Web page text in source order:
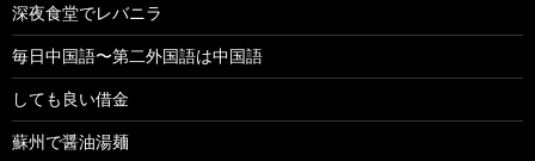
深夜食堂でレバニラ
毎日中国語〜第二外国語は中国語
しても良い借金
蘇州で醤油湯麺